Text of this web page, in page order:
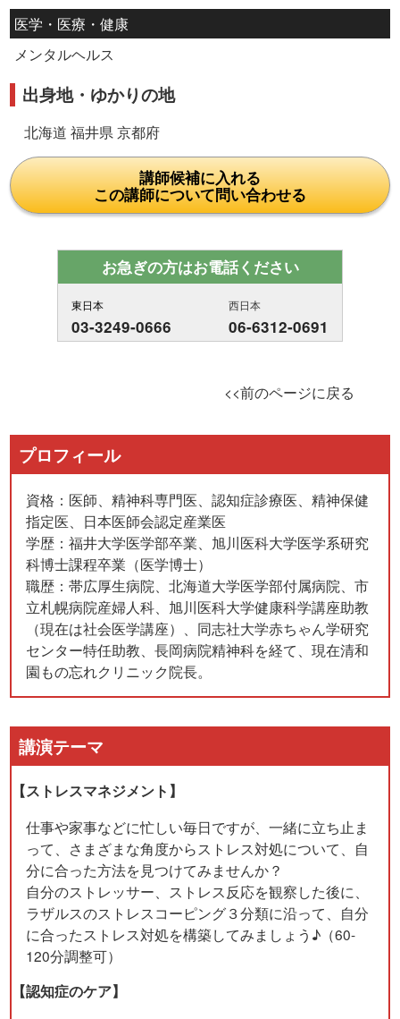
医学・医療・健康
メンタルヘルス
出身地・ゆかりの地
北海道 福井県 京都府
講師候補に入れる
この講師について問い合わせる
お急ぎの方はお電話ください
東日本
03-3249-0666
西日本
06-6312-0691
<<前のページに戻る
プロフィール
資格：医師、精神科専門医、認知症診療医、精神保健
指定医、日本医師会認定産業医
学歴：福井大学医学部卒業、旭川医科大学医学系研究
科博士課程卒業（医学博士）
職歴：帯広厚生病院、北海道大学医学部付属病院、市
立札幌病院産婦人科、旭川医科大学健康科学講座助教
（現在は社会医学講座）、同志社大学赤ちゃん学研究
センター特任助教、長岡病院精神科を経て、現在清和
園もの忘れクリニック院長。
講演テーマ
【ストレスマネジメント】
仕事や家事などに忙しい毎日ですが、一緒に立ち止ま
って、さまざまな角度からストレス対処について、自
分に合った方法を見つけてみませんか？
自分のストレッサー、ストレス反応を観察した後に、
ラザルスのストレスコーピング３分類に沿って、自分
に合ったストレス対処を構築してみましょう♪（60-
120分調整可）
【認知症のケア】